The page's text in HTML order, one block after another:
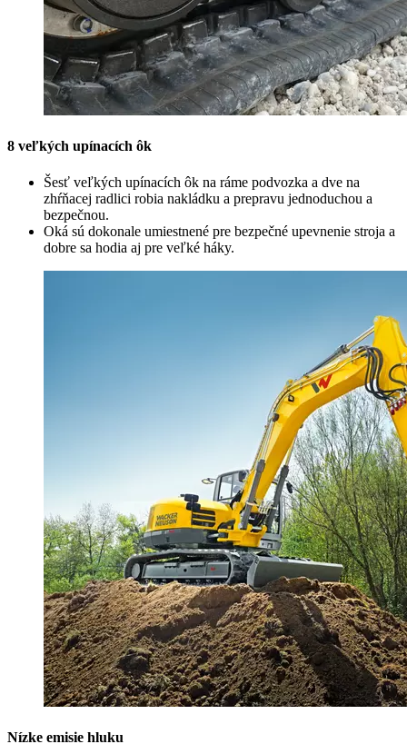
8 veľkých upínacích ôk
Šesť veľkých upínacích ôk na ráme podvozka a dve na
zhŕňacej radlici robia nakládku a prepravu jednoduchou a
bezpečnou.
Oká sú dokonale umiestnené pre bezpečné upevnenie stroja a
dobre sa hodia aj pre veľké háky.
Nízke emisie hluku